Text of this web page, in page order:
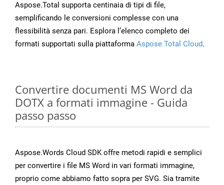
Aspose.Total supporta centinaia di tipi di file,
semplificando le conversioni complesse con una
flessibilità senza pari. Esplora l’elenco completo dei
formati supportati sulla piattaforma Aspose.Total Cloud.
Convertire documenti MS Word da
DOTX a formati immagine - Guida
passo passo
Aspose.Words Cloud SDK offre metodi rapidi e semplici
per convertire i file MS Word in vari formati immagine,
proprio come abbiamo fatto sopra per SVG. Sia tramite